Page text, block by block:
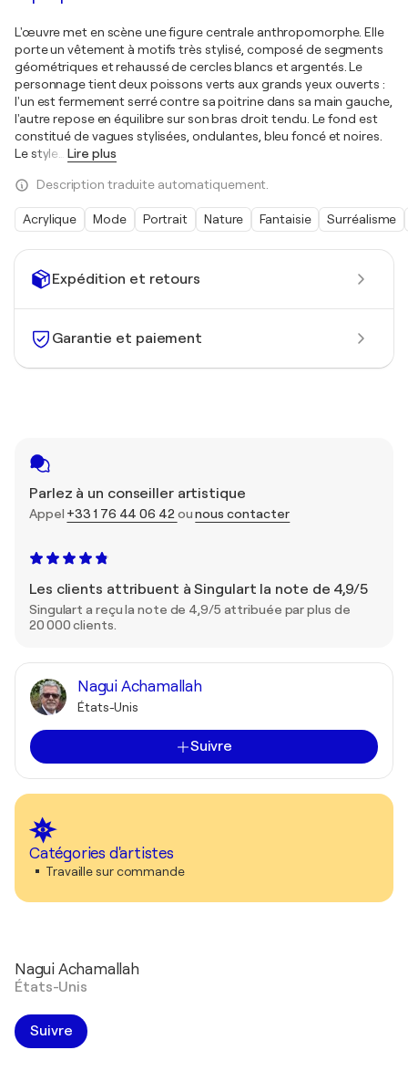
Expédition et retours
Garantie et paiement
Parlez à un conseiller artistique
Appel +33 1 76 44 06 42 ounous contacter
Les clients attribuent à Singulart la note de 4,9/5
Singulart a reçu la note de 4,9/5 attribuée par plus de
20 000 clients.
Nagui Achamallah
États-Unis
Suivre
Catégories d'artistes
Travaille sur commande
L'œuvre met en scène une figure centrale anthropomorphe. Elle
porte un vêtement à motifs très stylisé, composé de segments
géométriques et rehaussé de cercles blancs et argentés. Le
personnage tient deux poissons verts aux grands yeux ouverts :
l'un est fermement serré contre sa poitrine dans sa main gauche,
l'autre repose en équilibre sur son bras droit tendu. Le fond est
constitué de vagues stylisées, ondulantes, bleu foncé et noires.
Le style
Lire plus
Description traduite automatiquement.
Acrylique Mode Portrait Nature Fantaisie Surréalisme
Nagui Achamallah
États-Unis
Suivre